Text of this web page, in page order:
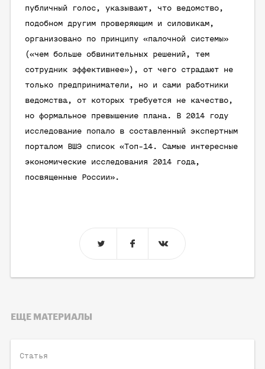
публичный голос, указывают, что ведомство,
подобном другим проверяющим и силовикам,
организовано по принципу «палочной системы»
(«чем больше обвинительных решений, тем
сотрудник эффективнее»), от чего страдают не
только предприниматели, но и сами работники
ведомства, от которых требуется не качество,
но формальное превышение плана. В 2014 году
исследование попало в составленный экспертным
порталом ВШЭ список «Топ-14. Самые интересные
экономические исследования 2014 года,
посвященные России».
ЕЩЕ МАТЕРИАЛЫ
Статья